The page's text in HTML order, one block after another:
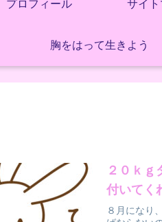
プロフィール サイ
胸をはって生きよう
２０ｋ
付いてく
８月になり